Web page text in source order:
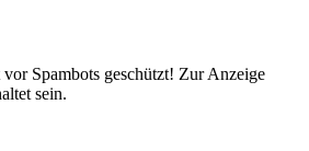
Spambots geschützt! Zur Anzeige
sein.